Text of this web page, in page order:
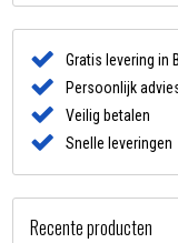
Gratis levering in
Persoonlijk
Veilig betalen
Snelle leveringen
Recente producten